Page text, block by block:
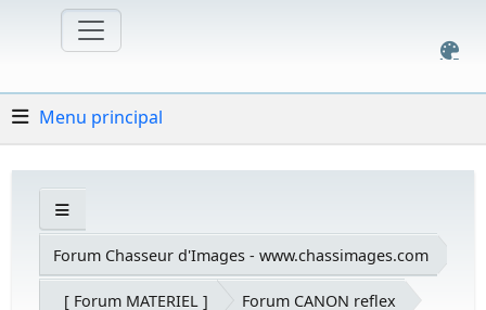
Menu principal
Forum Chasseur d'Images - www.chassimages.com
[ Forum MATERIEL ] Forum CANON reflex